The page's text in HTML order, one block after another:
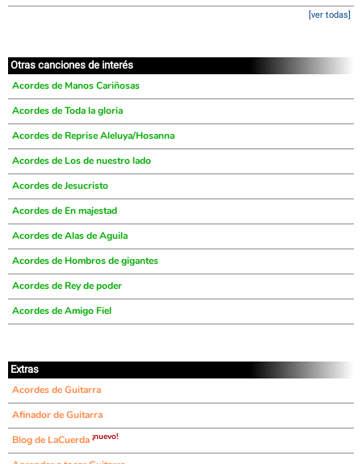
[ver todas]
Otras canciones de interés
Acordes de Manos Cariñosas
Acordes de Toda la gloria
Acordes de Reprise Aleluya/Hosanna
Acordes de Los de nuestro lado
Acordes de Jesucristo
Acordes de En majestad
Acordes de Alas de Aguila
Acordes de Hombros de gigantes
Acordes de Rey de poder
Acordes de Amigo Fiel
Extras
Acordes de Guitarra
Afinador de Guitarra
Blog de LaCuerda ¡nuevo!